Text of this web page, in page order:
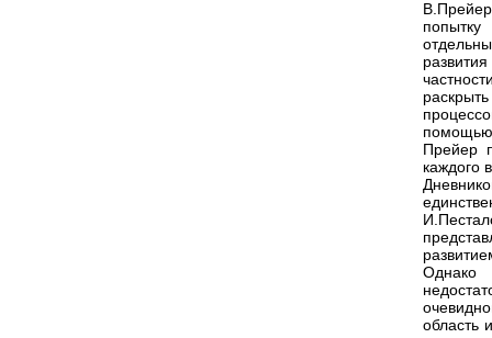
Прейер
каждого
Однако
область